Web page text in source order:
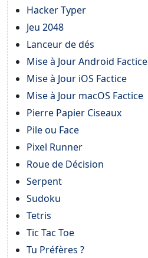
Hacker Typer
Jeu 2048
Lanceur de dés
Mise à Jour Android Factice
Mise à Jour iOS Factice
Mise à Jour macOS Factice
Pierre Papier Ciseaux
Pile ou Face
Pixel Runner
Roue de Décision
Serpent
Sudoku
Tetris
Tic Tac Toe
Tu Préfères ?